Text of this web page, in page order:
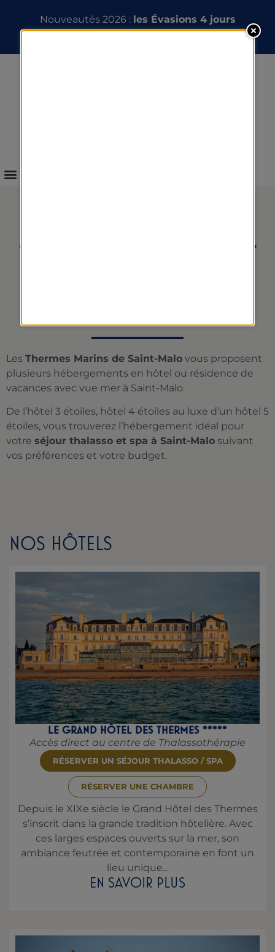
Nouveautés 2026 : les Évasions 4 jours
THALASSO EN HÔTEL ET
Les Thermes Marins de Saint-Malo vous proposent
plusieurs hébergements en hôtel ou résidence de
vacances avec vue mer à Saint-Malo.
De l’hôtel 3 étoiles, hôtel 4 étoiles au luxe d’un hôtel 5
étoiles, vous trouverez l’hébergement idéal pour
votre séjour thalasso et spa à Saint-Malo suivant
vos préférences et votre budget.
NOS HÔTELS
LE GRAND HÔTEL DES THERMES *****
Accès direct au centre de Thalassothérapie
RÉSERVER UN SÉJOUR THALASSO / SPA
RÉSERVER UNE CHAMBRE
Depuis le XIXe siècle le Grand Hôtel des Thermes
s’inscrit dans la grande tradition hôtelière. Avec
ces larges espaces ouverts sur la mer, son
ambiance feutrée et contemporaine en font un
lieu unique…
EN SAVOIR PLUS